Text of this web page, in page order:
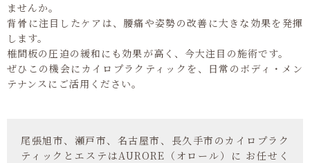
ませんか。
背骨に注目したケアは、腰痛や姿勢の改善に大きな効果を発揮
します。
椎間板の圧迫の緩和にも効果が高く、今大注目の施術です。
ぜひこの機会にカイロプラクティックを、日常のボディ・メン
テナンスにご活用ください。
尾張旭市、瀬戸市、名古屋市、長久手市のカイロプラク
ティックとエステはAURORE（オロール）に お任せく